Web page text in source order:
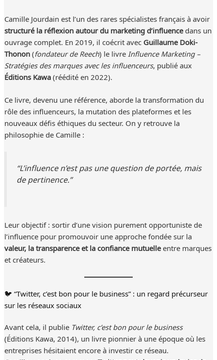
Camille Jourdain est l’un des rares spécialistes français à avoir
structuré la réflexion autour du marketing d’influencedans un
ouvrage complet. En 2019, il coécrit avecGuillaume Doki-
Thonon(fondateur de Reech) le livreInfluence Marketing –
Stratégies des marques avec les influenceurs, publié aux
Éditions Kawa(réédité en 2022).
Ce livre, devenu une référence, aborde la transformation du
rôle des influenceurs, la mutation des plateformes et les
nouveaux défis éthiques du secteur. On y retrouve la
philosophie de Camille :
“L’influence n’est pas une question de portée, mais
de pertinence.”
Leur objectif : sortir d’une vision purement opportuniste de
l’influence pour promouvoir une approche fondée sur la
valeur, la transparence et la confiance mutuelleentre marques
et créateurs.
🐦 “Twitter, c’est bon pour le business” : un regard précurseur
sur les réseaux sociaux
Avant cela, il publie Twitter, c’est bon pour le business
(Éditions Kawa, 2014), un livre pionnier à une époque où les
entreprises hésitaient encore à investir ce réseau.